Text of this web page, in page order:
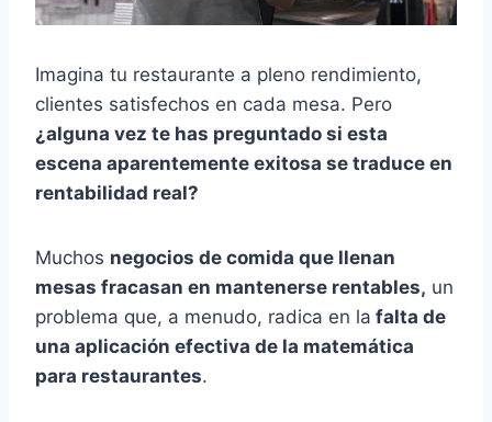
Imagina tu restaurante a pleno rendimiento,
clientes satisfechos en cada mesa. Pero
¿alguna vez te has preguntado si esta
escena aparentemente exitosa se traduce en
rentabilidad real?
Muchos negocios de comida que llenan
mesas fracasan en mantenerse rentables, un
problema que, a menudo, radica en la falta de
una aplicación efectiva de la matemática
para restaurantes.